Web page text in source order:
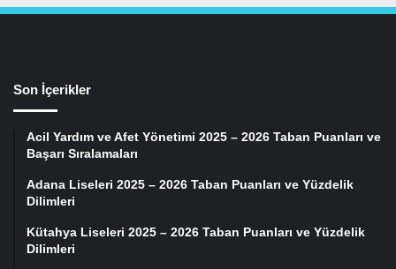
Son İçerikler
Acil Yardım ve Afet Yönetimi 2025 – 2026 Taban Puanları ve
Başarı Sıralamaları
Adana Liseleri 2025 – 2026 Taban Puanları ve Yüzdelik
Dilimleri
Kütahya Liseleri 2025 – 2026 Taban Puanları ve Yüzdelik
Dilimleri